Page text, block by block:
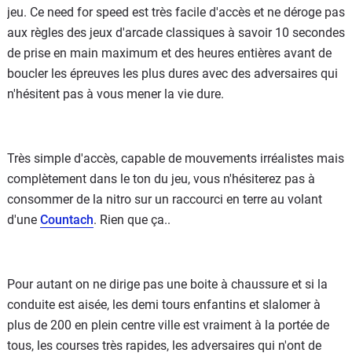
jeu. Ce need for speed est très facile d'accès et ne déroge pas
aux règles des jeux d'arcade classiques à savoir 10 secondes
de prise en main maximum et des heures entières avant de
boucler les épreuves les plus dures avec des adversaires qui
n'hésitent pas à vous mener la vie dure.
Très simple d'accès, capable de mouvements irréalistes mais
complètement dans le ton du jeu, vous n'hésiterez pas à
consommer de la nitro sur un raccourci en terre au volant
d'une Countach. Rien que ça..
Pour autant on ne dirige pas une boite à chaussure et si la
conduite est aisée, les demi tours enfantins et slalomer à
plus de 200 en plein centre ville est vraiment à la portée de
tous, les courses très rapides, les adversaires qui n'ont de